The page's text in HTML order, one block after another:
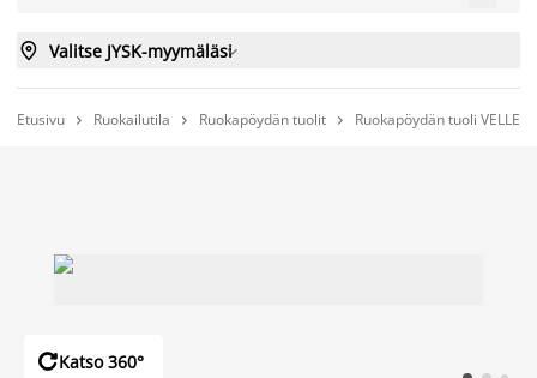
 Valitse JYSK-myymäläsi
Etusivu  Ruokailutila  Ruokapöydän tuolit  Ruokapöydän tuoli
Katso 360°